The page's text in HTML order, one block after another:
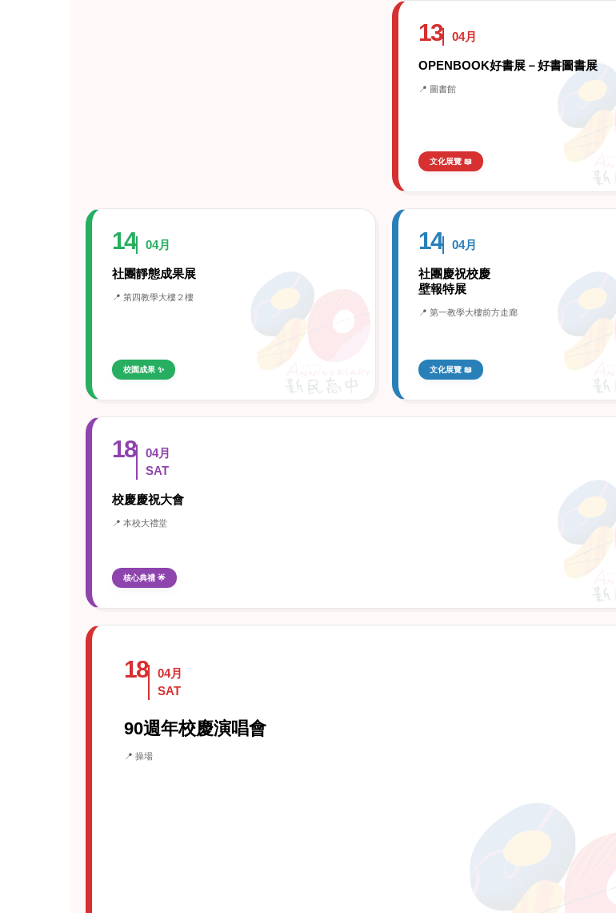
13 04月
OPENBOOK好書展－好書圖書展
📍 圖書館
文化展覽 📖
14 04月
社團靜態成果展
📍 第四教學大樓２樓
校園成果 ✨
14 04月
社團慶祝校慶
壁報特展
📍 第一教學大樓前方走廊
文化展覽 📖
18
04月
SAT
校慶慶祝大會
📍 本校大禮堂
核心典禮 🌟
18
04月
SAT
90週年校慶演唱會
📍 操場